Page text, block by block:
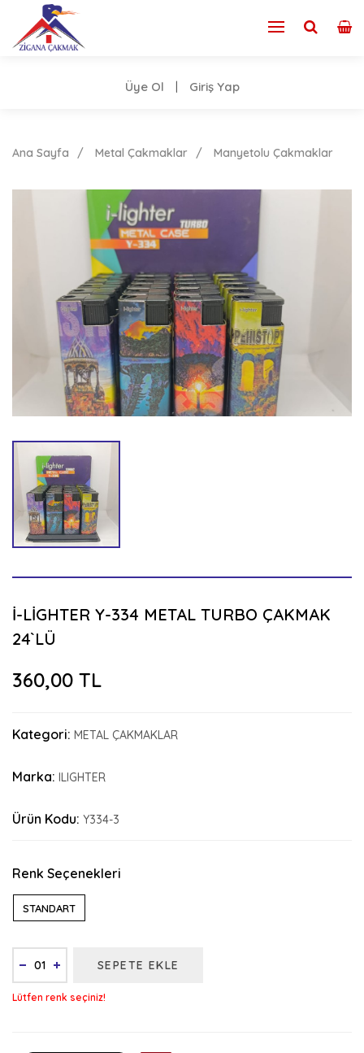
Üye Ol Giriş Yap
Ana Sayfa Metal Çakmaklar Manyetolu Çakmaklar
İ-LİGHTER Y-334 METAL TURBO ÇAKMAK
24`LÜ
360,00 TL
Kategori: METAL ÇAKMAKLAR
Marka: ILIGHTER
Ürün Kodu: Y334-3
Renk Seçenekleri
STANDART
SEPETE EKLE
Lütfen renk seçiniz!